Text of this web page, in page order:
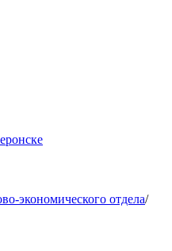
экономического отдела/